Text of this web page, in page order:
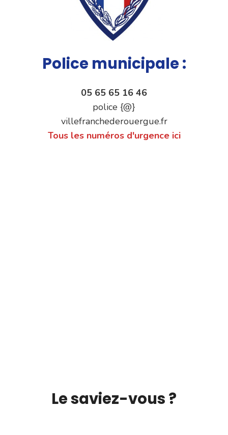
Police municipale :
05 65 65 16 46
police {@}
villefranchederouergue.fr
Tous les numéros d'urgence ici
Le saviez-vous ?